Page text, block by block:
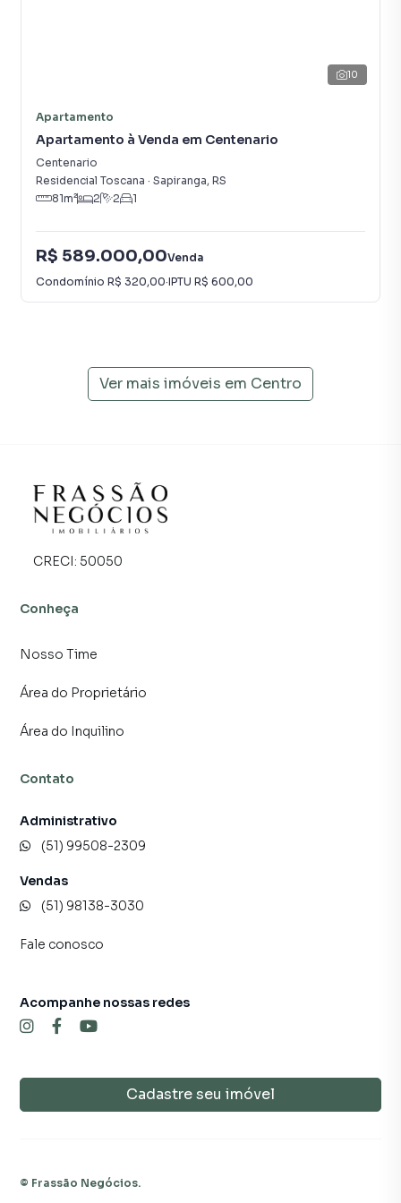
10
Apartamento
Apartamento à Venda em Centenario
Centenario
Residencial Toscana · Sapiranga, RS
81m² 2 2 1
R$ 589.000,00Venda
Condomínio R$ 320,00·IPTU R$ 600,00
Ver mais imóveis em Centro
CRECI: 50050
Conheça
Nosso Time
Área do Proprietário
Área do Inquilino
Contato
Administrativo
(51) 99508-2309
Vendas
(51) 98138-3030
Fale conosco
Cadastre seu imóvel
Acompanhe nossas redes
© Frassão Negócios.